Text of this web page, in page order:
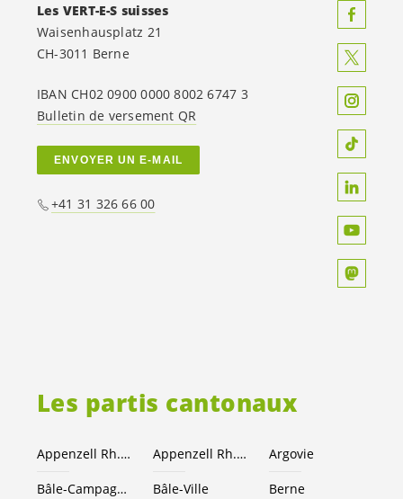
Les partis cantonaux
Appenzell Rh.-Ext. Appenzell Rh.-I. Argovie
Bâle-Campagne Bâle-Ville Berne
Les VERT-E-S suisses
Waisenhausplatz 21
CH-3011 Berne
IBAN CH02 0900 0000 8002 6747 3
Bulletin de versement QR
ENVOYER UN E-MAIL
+41 31 326 66 00